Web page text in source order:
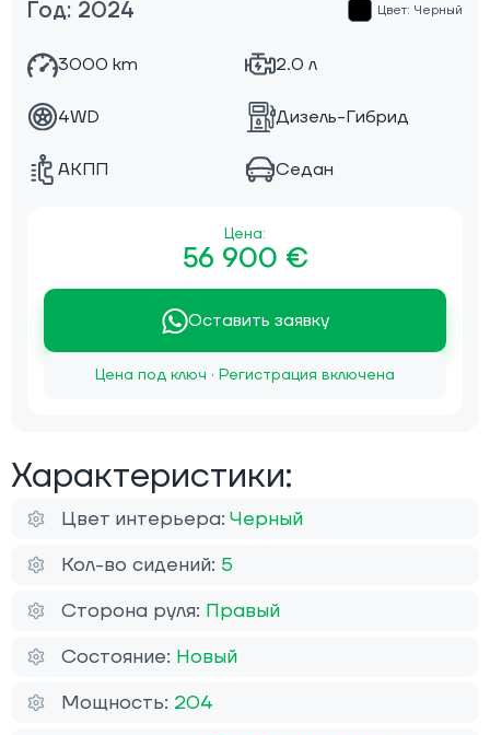
Год: 2024 Цвет: Черный
3000 km 2.0 л
4WD Дизель-Гибрид
АКПП Седан
Цена:
56 900 €
Оставить заявку
Цена под ключ · Регистрация включена
Характеристики:
Цвет интерьера: Черный
Кол-во сидений: 5
Сторона руля: Правый
Состояние: Новый
Мощность: 204